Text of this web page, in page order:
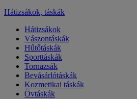
Hátizsákok, táskák
Hátizsákok
Vászontáskák
Hűtőtáskák
Sporttáskák
Tornazsák
Bevásárlótáskák
Kozmetikai táskák
Övtáskák